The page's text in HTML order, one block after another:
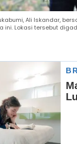
Ali Iskandar,
ini. Lokasi tersebut